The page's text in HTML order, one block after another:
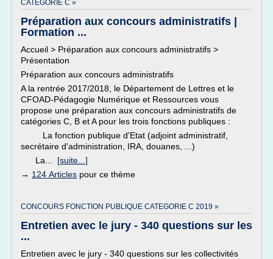
CATEGORIE C »
Préparation aux concours administratifs |
Formation ...
Accueil > Préparation aux concours administratifs >
Présentation
Préparation aux concours administratifs
A la rentrée 2017/2018, le Département de Lettres et le
CFOAD-Pédagogie Numérique et Ressources vous
propose une préparation aux concours administratifs de
catégories C, B et A pour les trois fonctions publiques :
La fonction publique d'Etat (adjoint administratif,
secrétaire d'administration, IRA, douanes, ...)
La... [suite...]
→ 124 Articles pour ce thème
CONCOURS FONCTION PUBLIQUE CATEGORIE C 2019 »
Entretien avec le jury - 340 questions sur les
...
Entretien avec le jury - 340 questions sur les collectivités